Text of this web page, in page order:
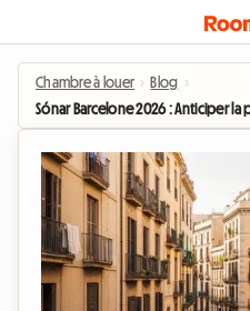
Chambre à louer › Blog ›
Sónar Barcelone 2026 : Anticiper